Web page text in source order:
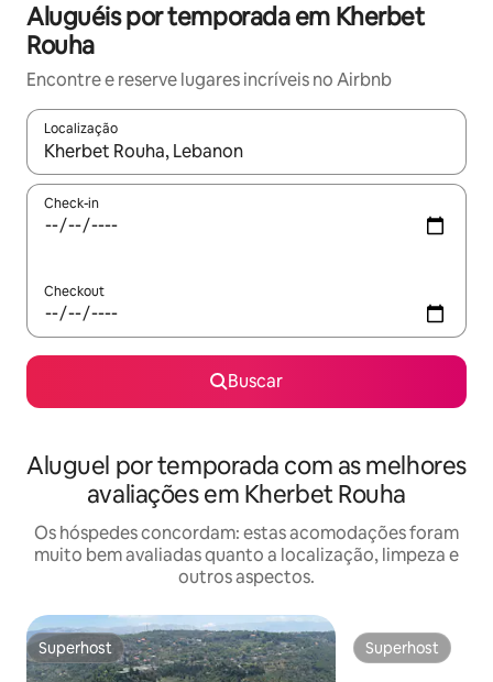
Aluguéis por temporada em Kherbet
Rouha
Encontre e reserve lugares incríveis no Airbnb
Localização
Quando os resultados estiverem disponíveis, explore-os
Check-in
Checkout
Buscar
Aluguel por temporada com as melhores
avaliações em Kherbet Rouha
Os hóspedes concordam: estas acomodações foram
muito bem avaliadas quanto a localização, limpeza e
outros aspectos.
Superhost
Superhost Superhost
Superhost